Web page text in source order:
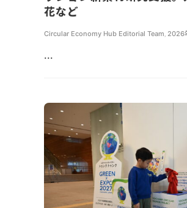
花など
Circular Economy Hub Editorial Team 2026
...